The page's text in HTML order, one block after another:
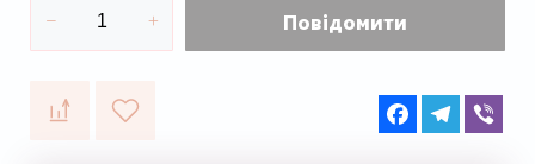
Повідомити
FacebookTelegram